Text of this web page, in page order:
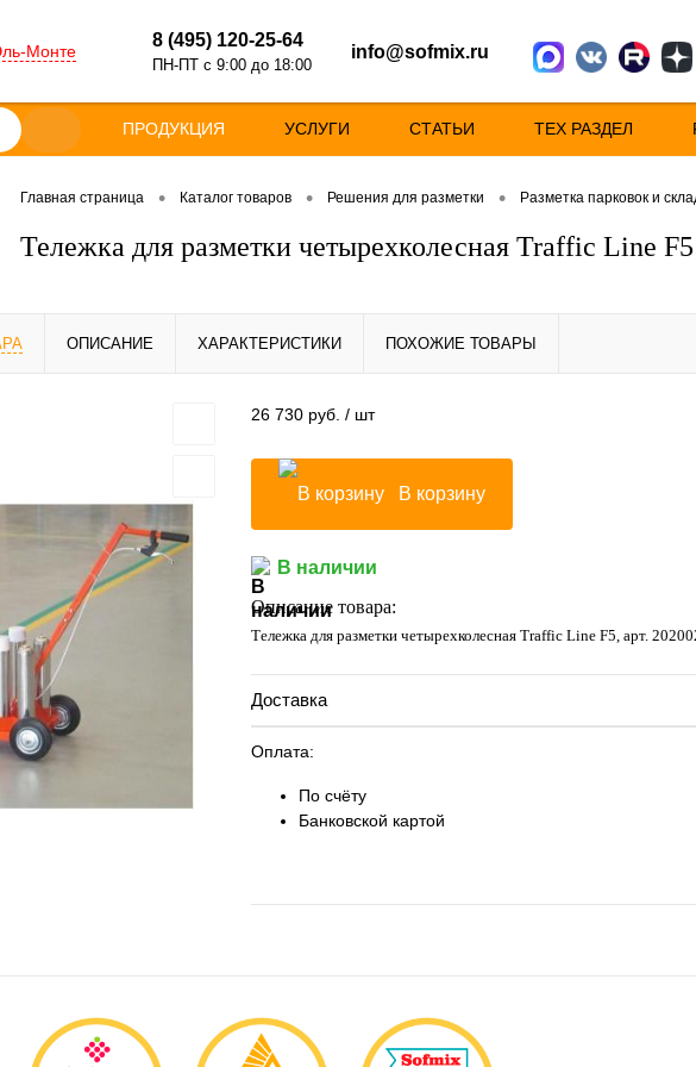
Монте
8 (495) 120-25-64
ПН-ПТ с 9:00 до 18:00
info@sofmix.ru
ПРОДУКЦИЯ УСЛУГИ СТАТЬИ ТЕХ РАЗДЕЛ
Главная страница • Каталог товаров • Решения для разметки • Разметка парковок и
Тележка для разметки четырехколесная Traffic Line F5
ОПИСАНИЕ ХАРАКТЕРИСТИКИ ПОХОЖИЕ ТОВАРЫ
26 730 руб. / шт
В корзину
В наличии
Описание товара:
Тележка для разметки четырехколесная Traffic Line F5, арт.
Доставка
Оплата:
По счёту
Банковской картой